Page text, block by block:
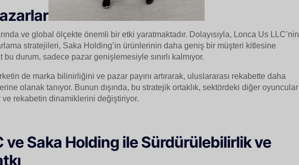
ve global ölçekte önemli bir etki yaratmaktadır. Dolayısıyla, Lonca Us LLC’nin
stratejileri, Saka Holding’in ürünlerinin daha geniş bir müşteri kitlesine
bu durum, sadece pazar genişlemesiyle sınırlı kalmıyor.
de marka bilinirliğini ve pazar payını artırarak, uluslararası rekabette daha
olanak tanıyor. Bunun dışında, bu stratejik ortaklık, sektördeki diğer oyuncular
ve rekabetin dinamiklerini değiştiriyor.
ve Saka Holding ile Sürdürülebilirlik ve